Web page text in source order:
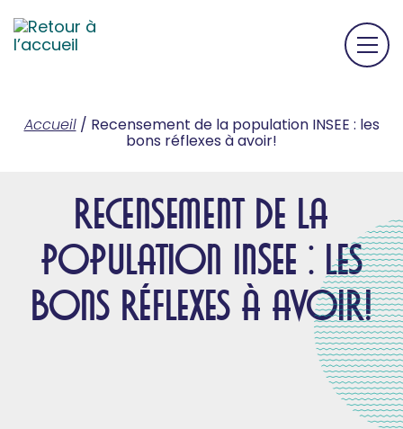
Accueil/ Recensement de la population INSEE : les
bons réflexes à avoir!
Recensement de la
population INSEE : les
bons réflexes à avoir!